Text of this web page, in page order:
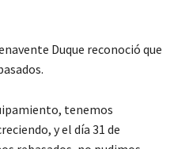
Duque reconoció que
tenemos
y el día 31 de